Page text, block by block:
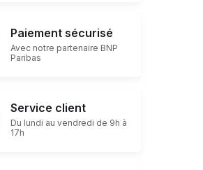
Paiement sécurisé
Avec notre partenaire BNP
Paribas
Service client
Du lundi au vendredi de 9h à
17h